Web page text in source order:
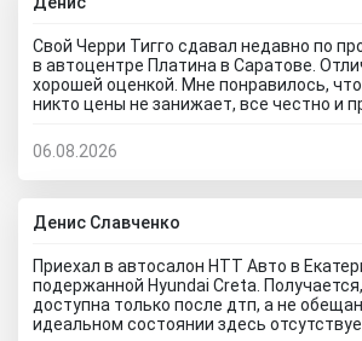
Свой Черри Тигго сдавал недавно по
в автоцентре Платина в Саратове.
хорошей оценкой. Мне понравилось,
никто цены не занижает, все честно и
предложили подготовку провести тут
клиента это важно, самому возиться
все быстро и поставили нормальную
ждать , пока тачку продадут, не
справятся так как тут работают
06.08.2026
Денис Славченко
Приехал в автосалон НТТ Авто в
подержанной Hyundai Creta.
доступна только после дтп, а не
идеальном состоянии здесь